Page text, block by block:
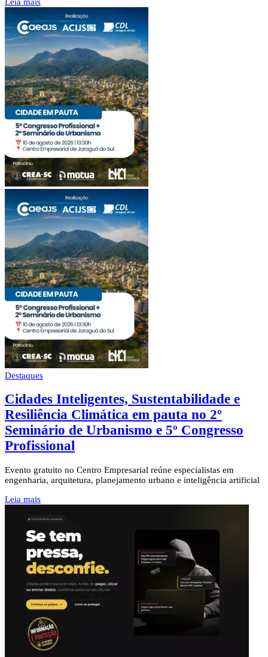
Destaques
Cidades Inteligentes, Sustentabilidade e
Resiliência Climática em pauta no 2º
Seminário de Urbanismo e 5º Congresso
Profissional
Evento gratuito no Centro Empresarial reúne especialistas em
engenharia, arquitetura, planejamento urbano e inteligência artificial
Leia mais